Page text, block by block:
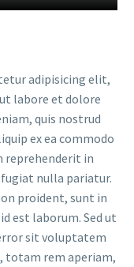
adipisicing elit,
labore et dolore
quis nostrud
ex ea commodo
reprehenderit in
nulla pariatur.
proident, sunt in
est laborum. Sed ut
sit voluptatem
totam rem aperiam,